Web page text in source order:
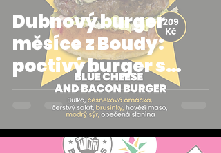
Dubnový burger
měsíce z Boudy:
poctivý burger s
brusinkami a
modrým sýrem